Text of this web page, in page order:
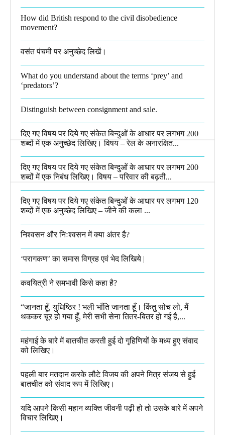
How did British respond to the civil disobedience
movement?
वसंत पंचमी पर अनुच्छेद लिखें।
What do you understand about the terms ‘prey’ and
‘predators’?​
Distinguish between consignment and sale.
दिए गए विषय पर दिये गए संकेत बिन्दुओं के आधार पर लगभग 200
शब्दों में एक अनुच्छेद लिखिए। विषय – रेल के अनारक्षित...
दिए गए विषय पर दिये गए संकेत बिन्दुओं के आधार पर लगभग 200
शब्दों में एक निबंध लिखिए। विषय – परिवार की बढ़ती...
दिए गए विषय पर दिये गए संकेत बिन्दुओं के आधार पर लगभग 120
शब्दों में एक अनुच्छेद लिखिए – जीने की कला ...
निश्वसन और निःश्वसन में क्या अंतर है?
‘परागकण’ का समास विग्रह एवं भेद लिखिये |
कवयित्री ने समभावी किसे कहा है?
“जानता हूँ, युधिष्ठिर ! भली भाँति जानता हूँ। किंतु सोच लो, मैं
थककर चूर हो गया हूँ, मेरी सभी सेना तितर-बितर हो गई है,...
महंगाई के बारे में बातचीत करती हुई दो गृहिणियों के मध्य हुए संवाद
को लिखिए।
पहली बार मतदान करके लौटे विजय की अपने मित्र संजय से हुई
बातचीत को संवाद रूप में लिखिए।
यदि आपने किसी महान व्यक्ति जीवनी पढ़ी हो तो उसके बारे में अपने
विचार लिखिए।